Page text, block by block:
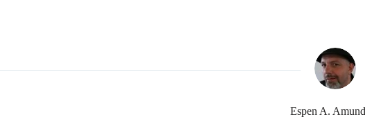
Espen A.